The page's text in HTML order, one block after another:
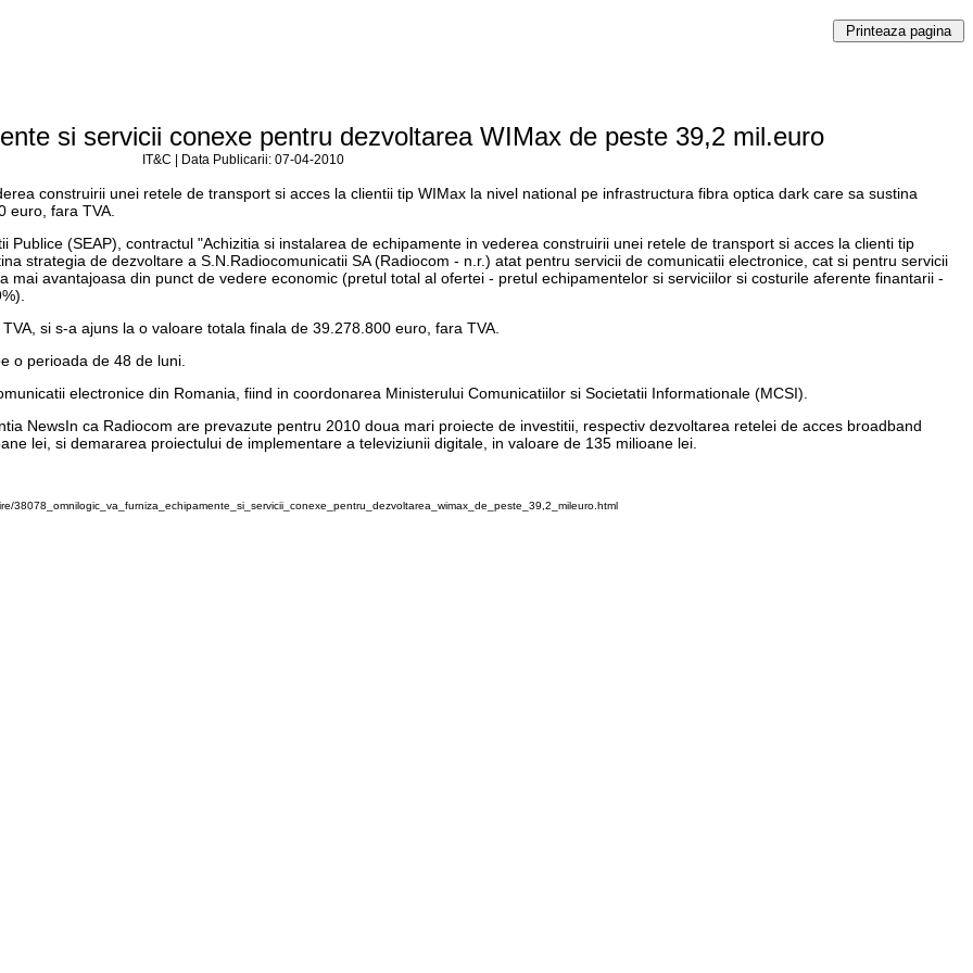
si servicii conexe pentru dezvoltarea WIMax de peste 39,2 mil.euro
IT&C | Data Publicarii: 07-04-2010
construirii unei retele de transport si acces la clientii tip WIMax la nivel national pe infrastructura fibra optica dark care sa sustina
euro, fara TVA.
Publice (SEAP), contractul "Achizitia si instalarea de echipamente in vederea construirii unei retele de transport si acces la clienti tip
strategia de dezvoltare a S.N.Radiocomunicatii SA (Radiocom - n.r.) atat pentru servicii de comunicatii electronice, cat si pentru servicii
avantajoasa din punct de vedere economic (pretul total al ofertei - pretul echipamentelor si serviciilor si costurile aferente finantarii -
si s-a ajuns la o valoare totala finala de 39.278.800 euro, fara TVA.
o perioada de 48 de luni.
electronice din Romania, fiind in coordonarea Ministerului Comunicatiilor si Societatii Informationale (MCSI).
NewsIn ca Radiocom are prevazute pentru 2010 doua mari proiecte de investitii, respectiv dezvoltarea retelei de acces broadband
lei, si demararea proiectului de implementare a televiziunii digitale, in valoare de 135 milioane lei.
38078_omnilogic_va_furniza_echipamente_si_servicii_conexe_pentru_dezvoltarea_wimax_de_peste_39,2_mileuro.html